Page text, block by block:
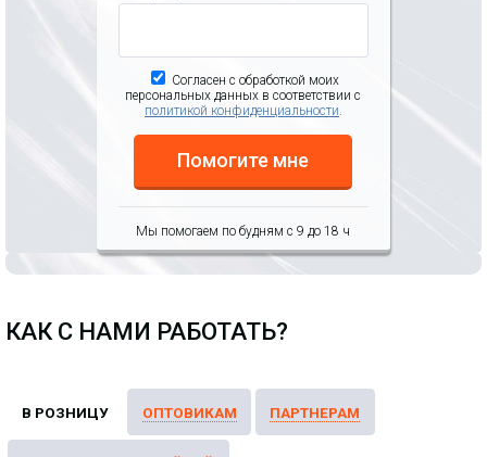
Согласен с обработкой моих
персональных данных в соответствии с
политикой конфиденциальности.
Помогите мне
Мы помогаем по будням с 9 до 18 ч
КАК С НАМИ РАБОТАТЬ?